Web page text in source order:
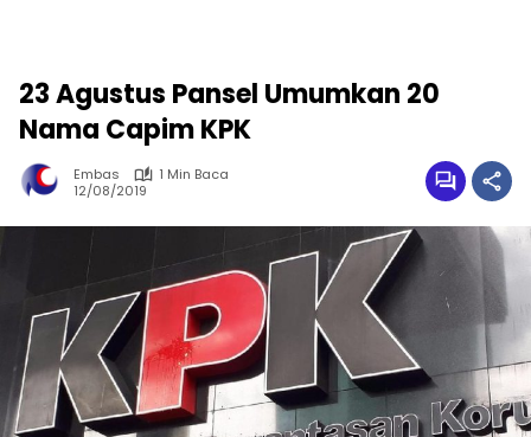
23 Agustus Pansel Umumkan 20
Nama Capim KPK
Embas
1 Min Baca
12/08/2019